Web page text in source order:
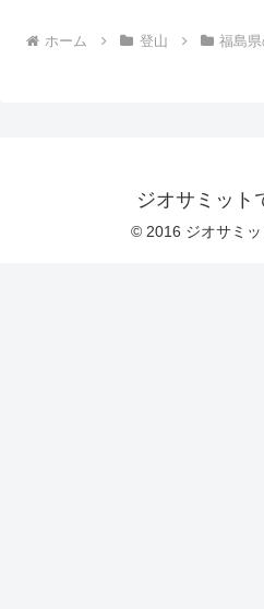
ホーム 登山 福島
ジオサミット
© 2016 ジオサミ